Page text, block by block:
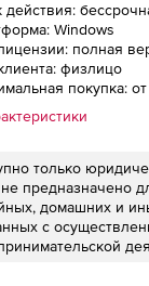
действия:
Windows
полная
физлицо
покупка: от
только
предназначено
домашних и
с